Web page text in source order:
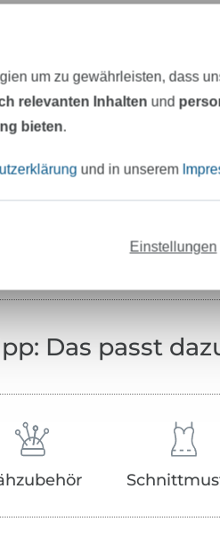
Merkmale:
Zertifizierung:
Zertifikatsnummer:
Art.Nr.:
Hersteller-Kontaktdaten
Das passt
um zu gewährleisten, dass
relevanten Inhalten und
bieten.
und in unserem
Einstellungen